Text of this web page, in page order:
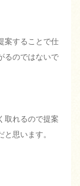
案することで仕
るのではないで
取れるので提案
思います。